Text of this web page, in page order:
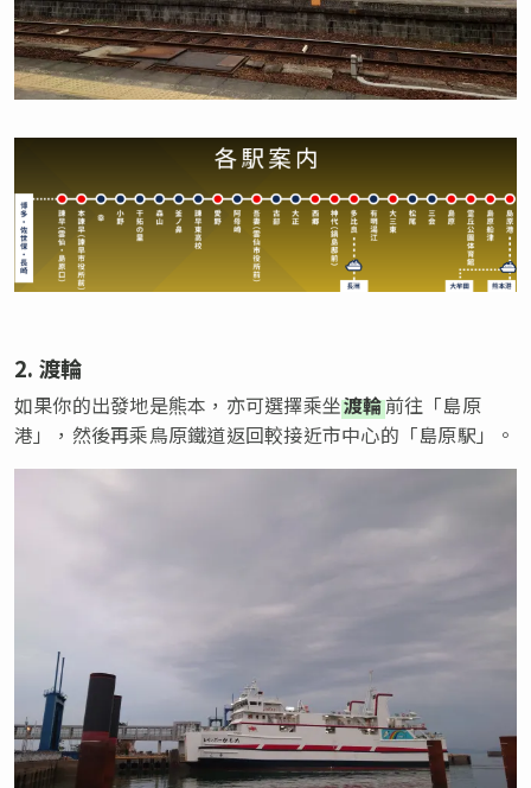
2. 渡輪
如果你的出發地是熊本，亦可選擇乘坐渡輪前往「島原
港」，然後再乘鳥原鐵道返回較接近市中心的「島原駅」。